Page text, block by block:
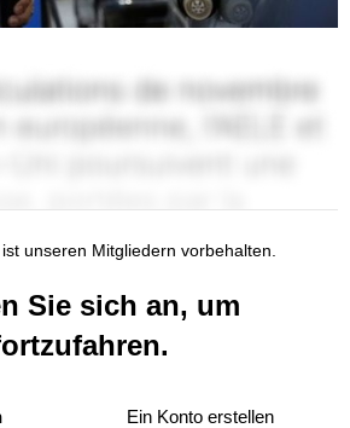
unseren Mitgliedern vorbehalten.
Sie sich an, um
Ein Konto erstellen